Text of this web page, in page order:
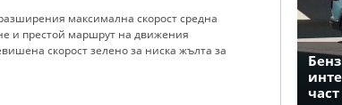
максимална скорост средна
и престой маршрут на движения
скорост зелено за ниска жълта за
част